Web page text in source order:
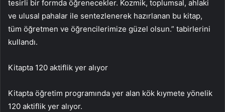
tesirli bir formda öğrenecekler. Kozmik, toplumsal, ahlaki
ve ulusal pahalar ile sentezlenerek hazırlanan bu kitap,
tüm öğretmen ve öğrencilerimize güzel olsun.” tabirlerini
kullandı.
Kitapta 120 aktiflik yer alıyor
Kitapta öğretim programında yer alan kök kıymete yönelik
120 aktiflik yer alıyor.